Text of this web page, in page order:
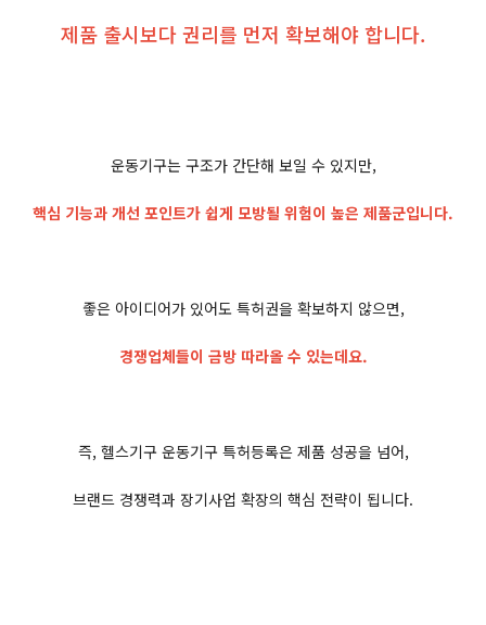
제품 출시보다 권리를 먼저 확보해야 합니다.
운동기구는 구조가 간단해 보일 수 있지만,
핵심 기능과 개선 포인트가 쉽게 모방될 위험이 높은 제품군입니다.
좋은 아이디어가 있어도 특허권을 확보하지 않으면,
경쟁업체들이 금방 따라올 수 있는데요.
즉, 헬스기구 운동기구 특허등록은 제품 성공을 넘어,
브랜드 경쟁력과 장기사업 확장의 핵심 전략이 됩니다.